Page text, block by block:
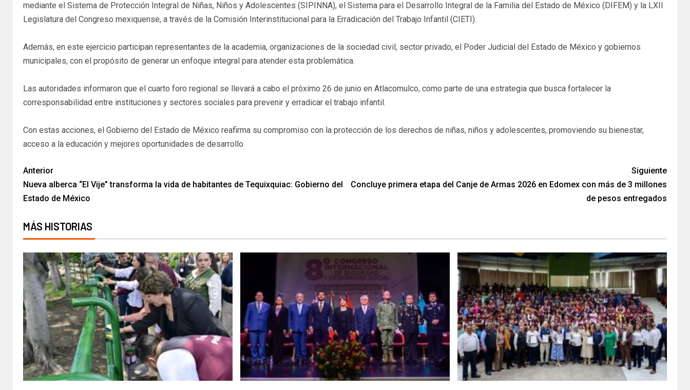
mediante el Sistema de Protección Integral de Niñas, Niños y Adolescentes (SIPINNA), el Sistema para el Desarrollo Integral de la Familia del Estado de México (DIFEM) y la LXII
Legislatura del Congreso mexiquense, a través de la Comisión Interinstitucional para la Erradicación del Trabajo Infantil (CIETI).
Además, en este ejercicio participan representantes de la academia, organizaciones de la sociedad civil, sector privado, el Poder Judicial del Estado de México y gobiernos
municipales, con el propósito de generar un enfoque integral para atender esta problemática.
Las autoridades informaron que el cuarto foro regional se llevará a cabo el próximo 26 de junio en Atlacomulco, como parte de una estrategia que busca fortalecer la
corresponsabilidad entre instituciones y sectores sociales para prevenir y erradicar el trabajo infantil.
Con estas acciones, el Gobierno del Estado de México reafirma su compromiso con la protección de los derechos de niñas, niños y adolescentes, promoviendo su bienestar,
acceso a la educación y mejores oportunidades de desarrollo.
Anterior
Nueva alberca “El Vije” transforma la vida de habitantes de Tequixquiac: Gobierno del
Estado de México
Siguiente
Concluye primera etapa del Canje de Armas 2026 en Edomex con más de 3 millones
de pesos entregados
MÁS HISTORIAS